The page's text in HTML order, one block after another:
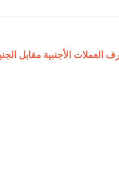
العملات الأجنبية مقابل